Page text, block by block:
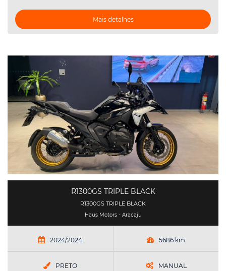
Mais detalhes
R1300GS TRIPLE BLACK
R1300GS TRIPLE BLACK
Haus Motors - Aracaju
2024/2024 5686 km
PRETO MANUAL